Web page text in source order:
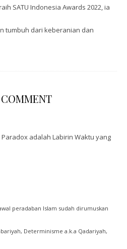
SATU Indonesia Awards 2022, ia
tumbuh dari keberanian dan
adalah Labirin Waktu yang
peradaban Islam sudah dirumuskan
Determinisme a.k.a Qadariyah,